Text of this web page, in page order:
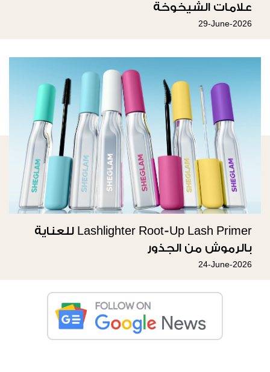
علامات الشيخوخة
29-June-2026
Lashlighter Root-Up Lash Primer للعناية
بالرموش من الجذور
24-June-2026